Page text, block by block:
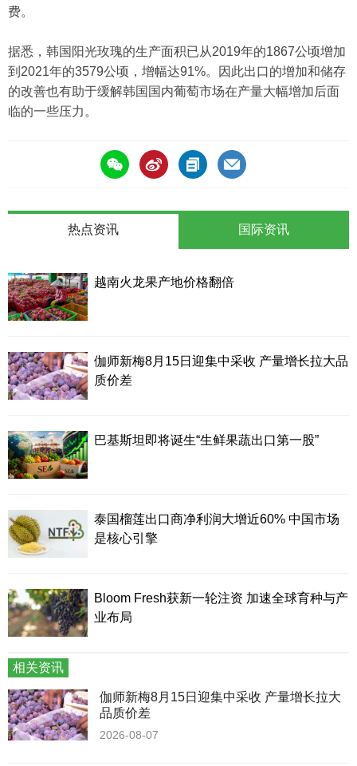
费。
据悉，韩国阳光玫瑰的生产面积已从2019年的1867公顷增加
到2021年的3579公顷，增幅达91%。因此出口的增加和储存
的改善也有助于缓解韩国国内葡萄市场在产量大幅增加后面
临的一些压力。
热点资讯
越南火龙果产地价格翻倍
伽师新梅8月15日迎集中采收 产量增长拉大品
质价差
巴基斯坦即将诞生“生鲜果蔬出口第一股”
泰国榴莲出口商净利润大增近60% 中国市场
是核心引擎
Bloom Fresh获新一轮注资 加速全球育种与产
业布局
国际资讯
相关资讯
伽师新梅8月15日迎集中采收 产量增长拉大
品质价差
2026-08-07